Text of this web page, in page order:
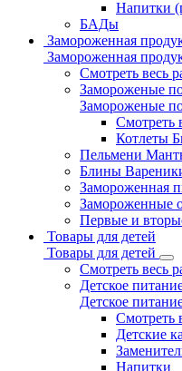
Напитки
БАДы
Замороженная
Замороженная
Смотреть весь
Замороженые
Замороженые
Смотреть
Котлеты
Пельмени
Блины
Замороженная
Замороженные
Первые и
Товары для детей
Товары для детей
Смотреть весь
Детское
Детское
Смотреть
Детские
Напитки